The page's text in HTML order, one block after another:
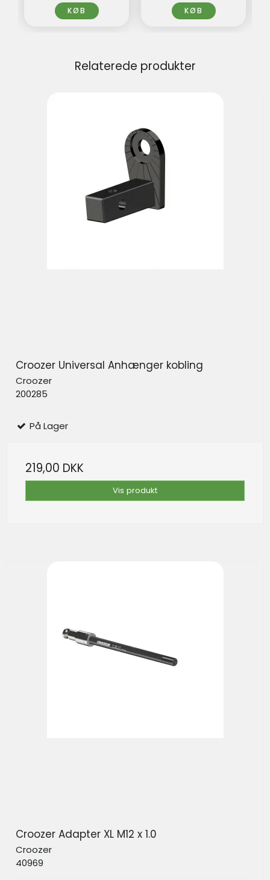
KØB KØB
Relaterede produkter
Croozer Universal Anhænger kobling
Croozer
200285
På Lager
219,00 DKK
Vis produkt
Croozer Adapter XL M12 x 1.0
Croozer
40969